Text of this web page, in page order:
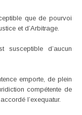
que de pourvoi
et d’Arbitrage.
susceptible d’aucun
emporte, de plein
compétente de
l’exequatur.